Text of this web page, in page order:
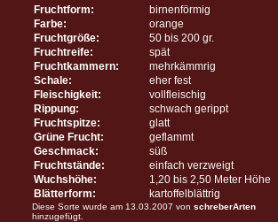
Fruchtform:
birnenförmig
Farbe:
orange
Fruchtgröße:
50 bis 200 gr.
Fruchtreife:
spät
Fruchtkammern:
mehrkämmrig
Schale:
eher fest
Fleischigkeit:
vollfleischig
Rippung:
schwach gerippt
Fruchtspitze:
glatt
Grüne Frucht:
geflammt
Geschmack:
süß
Fruchtstände:
einfach verzweigt
Wuchshöhe:
1,20 bis 2,50 Meter Höhe
Blätterform:
kartoffelblättrig
Diese Sorte wurde am 13.03.2007 von schreberArten
hinzugefügt.